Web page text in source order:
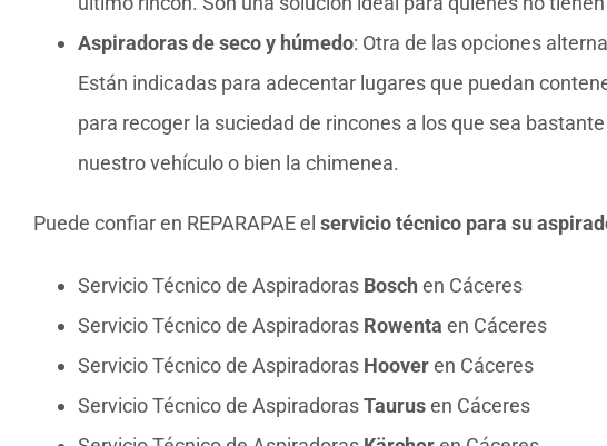
Aspiradoras de seco y húmedo: Otra de las opciones
Están indicadas para adecentar lugares que puedan
para recoger la suciedad de rincones a los que sea
nuestro vehículo o bien la chimenea.
Puede confiar en REPARAPAE el servicio técnico para su
Servicio Técnico de Aspiradoras Boschen Cáceres
Servicio Técnico de Aspiradoras Rowenta en Cáceres
Servicio Técnico de Aspiradoras Hooveren Cáceres
Servicio Técnico de AspiradorasTaurusen Cáceres